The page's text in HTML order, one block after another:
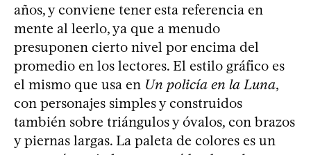
años, y conviene tener esta referencia en
mente al leerlo, ya que a menudo
presuponen cierto nivel por encima del
promedio en los lectores. El estilo gráfico es
el mismo que usa en Un policía en la Luna,
con personajes simples y construidos
también sobre triángulos y óvalos, con brazos
y piernas largas. La paleta de colores es un